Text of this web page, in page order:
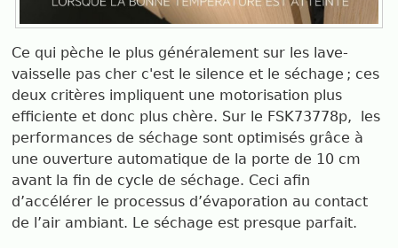
Ce qui pèche le plus généralement sur les lave-
vaisselle pas cher c'est le silence et le séchage ; ces
deux critères impliquent une motorisation plus
efficiente et donc plus chère. Sur le FSK73778p, les
performances de séchage sont optimisés grâce à
une ouverture automatique de la porte de 10 cm
avant la fin de cycle de séchage. Ceci afin
d’accélérer le processus d’évaporation au contact
de l’air ambiant. Le séchage est presque parfait.